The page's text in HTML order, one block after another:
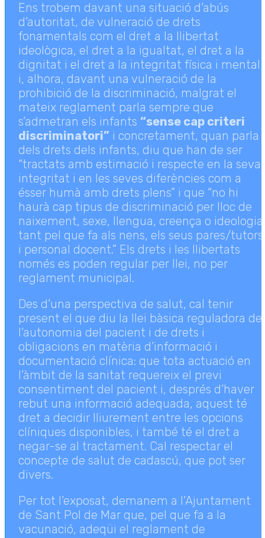
Ens trobem davant una situació d’abús
d’autoritat, de vulneració de drets
fonamentals com el dret a la llibertat
ideològica, el dret a la igualtat, el dret a la
dignitat i el dret a la integritat física i mental
i, alhora, davant una vulneració de la
prohibició de la discriminació, malgrat el
mateix reglament parla sempre que
s’admetran els infants “sense cap criteri
discriminatori” i concretament, quan parla
dels drets dels infants, diu que han de ser
“tractats amb estimació i respecte en la seva
integritat i en les seves diferències com a
ésser humà amb drets plens” i que “no hi
haurà cap tipus de discriminació per lloc de
naixement, sexe, llengua, creença o ideologia
tant pel que fa als nens, els seus pares/tutors
i personal docent.” Els drets i les llibertats
només es poden regular per llei, no per
reglament municipal.
Des d’una perspectiva de salut, cal tenir
present el que diu la llei bàsica reguladora de
l’autonomia del pacient i de drets i
obligacions en matèria d’informació i
documentació clínica: que tota actuació en
l’àmbit de la sanitat requereix el previ
consentiment del pacient i, després d’haver
rebut una informació adequada, aquest té
dret a decidir lliurement entre les opcions
clíniques disponibles, i també té el dret a
negar-se al tractament. Cal respectar el
concepte de salut de cadascú, que pot ser
divers.
Per tot l’exposat, demanem a l’Ajuntament
de Sant Pol de Mar que, pel que fa a la
vacunació, adeqüi el reglament de